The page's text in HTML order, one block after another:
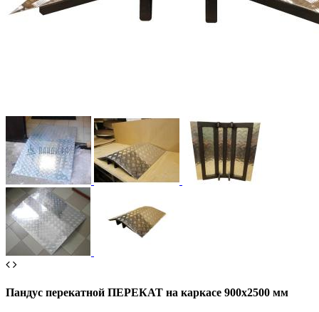
Пандус перекатной ПЕРЕКАТ на каркасе 900х2500 мм